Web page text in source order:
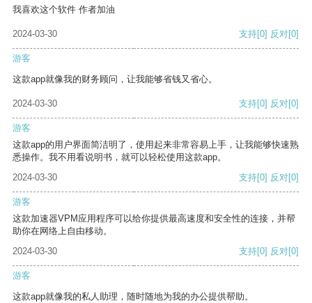
我喜欢这个软件 作者加油
2024-03-30 支持[0] 反对[0]
游客
这款app就像我的财务顾问，让我能够省钱又省心。
2024-03-30 支持[0] 反对[0]
游客
这款app的用户界面简洁明了，使用起来非常容易上手，让我能够快速熟
悉操作。我不用看说明书，就可以轻松使用这款app。
2024-03-30
支持[0] 反对[0]
游客
这款加速器VPM应用程序可以给你提供最高速度和安全性的连接，并帮
助你在网络上自由移动。
2024-03-30
支持[0] 反对[0]
游客
这款app就像我的私人助理，随时随地为我的办公提供帮助。